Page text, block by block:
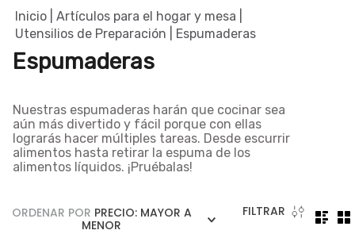
Artículos para el hogar y mesa
Utensilios de Preparación
Espumaderas
Espumaderas
Nuestras espumaderas harán que cocinar sea
aún más divertido y fácil porque con ellas
lograrás hacer múltiples tareas. Desde escurrir
alimentos hasta retirar la espuma de los
alimentos líquidos. ¡Pruébalas!
ORDENAR POR PRECIO: MAYOR A
MENOR
FILTRAR
batería
.
.
licuadora
.
ollas
.
freidora
.
cafetera